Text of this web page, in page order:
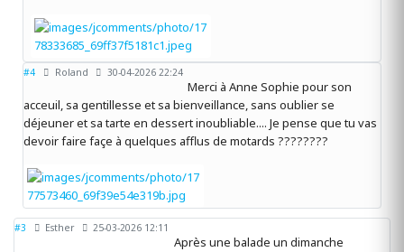
#4 Roland 30-04-2026 22:24
Merci à Anne Sophie pour son
acceuil, sa gentillesse et sa bienveillance, sans oublier se
déjeuner et sa tarte en dessert inoubliable.... Je pense que tu vas
devoir faire façe à quelques afflus de motards ????????
#3 Esther 25-03-2026 12:11
Après une balade un dimanche